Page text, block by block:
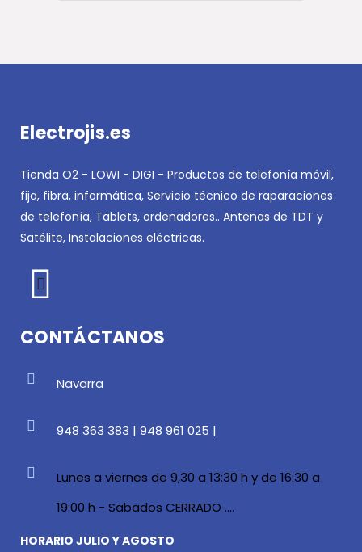
Electrojis.es
Tienda O2 - LOWI - DIGI - Productos de telefonía móvil,
fija, fibra, informática, Servicio técnico de raparaciones
de telefonía, Tablets, ordenadores.. Antenas de TDT y
Satélite, Instalaciones eléctricas.
CONTÁCTANOS
Navarra
948 363 383 | 948 961 025 |
Lunes a viernes de 9,30 a 13:30 h y de 16:30 a
19:00 h - Sabados CERRADO ....
HORARIO JULIO Y AGOSTO